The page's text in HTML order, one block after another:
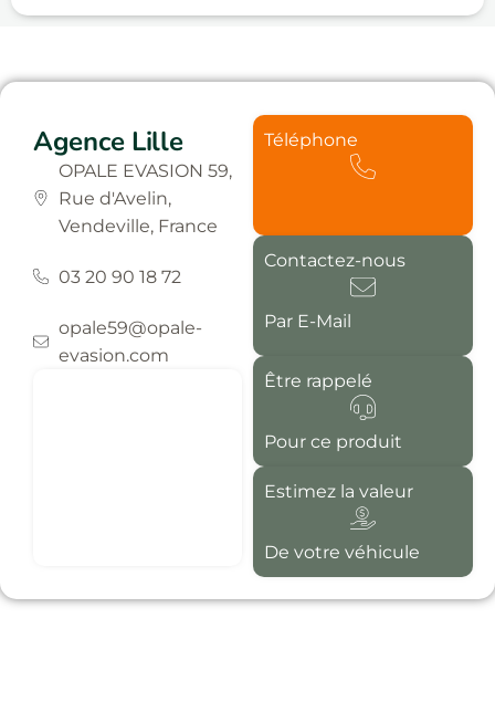
Agence Lille
OPALE EVASION 59,
Rue d'Avelin,
Vendeville, France
03 20 90 18 72
opale59@opale-
evasion.com
Téléphone
Contactez-nous
Par E-Mail
Être rappelé
Pour ce produit
Estimez la valeur
De votre véhicule